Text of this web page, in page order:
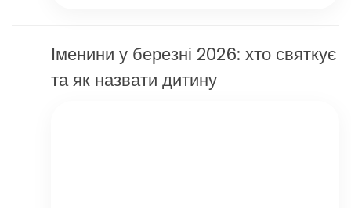
Іменини у березні 2026: хто святкує
та як назвати дитину